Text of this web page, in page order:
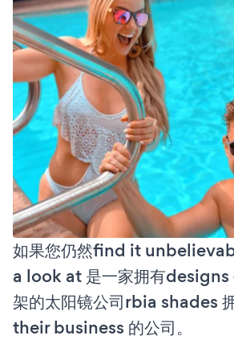
如果您仍然find it
a look at 是一家拥有designs
架的太阳镜公司rbia shades
their business 的公司。